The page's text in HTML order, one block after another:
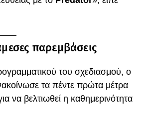
παρεμβάσεις
του σχεδιασμού, ο
τα πέντε πρώτα μέτρα
να βελτιωθεί η καθημερινότητα